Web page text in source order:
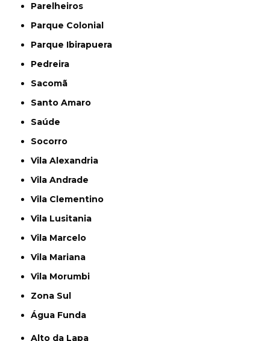
Parelheiros
Parque Colonial
Parque Ibirapuera
Pedreira
Sacomã
Santo Amaro
Saúde
Socorro
Vila Alexandria
Vila Andrade
Vila Clementino
Vila Lusitania
Vila Marcelo
Vila Mariana
Vila Morumbi
Zona Sul
Água Funda
Alto da Lapa